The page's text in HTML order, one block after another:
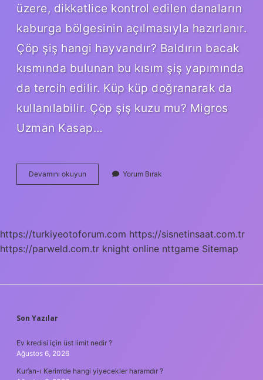
üzere, dikkatlice kontrol edilen danaların
kaburga bölgesinin açılmasıyla hazırlanır.
Çöp şiş hangi hayvandır? Baldırın bacak
kısmında bulunan bu kısım şiş yapımında
da tercih edilir. Küp küp doğranarak da
kullanılabilir. Çöp şiş kuzu mu? Migros
Uzman Kasap…
Devamını okuyun
Çöp
Yorum Bırak
https://turkiyeotoforum.com https://sisnetinsaat.com.tr
https://parweld.com.tr knight online nttgame Sitemap
SIDEBAR
Son Yazılar
Ev kredisi için üst limit nedir ?
Ağustos 6, 2026
Kur’an-ı Kerim’de hangi yiyecekler haramdır ?